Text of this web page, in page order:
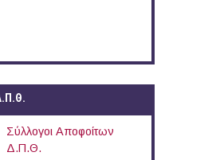
Σύλλογοι Αποφοίτων
Δ.Π.Θ.